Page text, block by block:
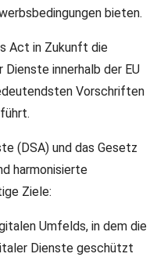
bieten.
Act in Zukunft die
innerhalb der EU
Vorschriften
(DSA) und das Gesetz
harmonisierte
Ziele:
Umfelds, in dem die
Dienste geschützt